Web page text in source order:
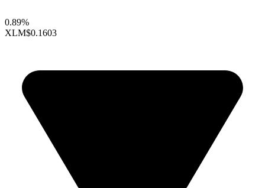
0.89%
XLM$0.1603